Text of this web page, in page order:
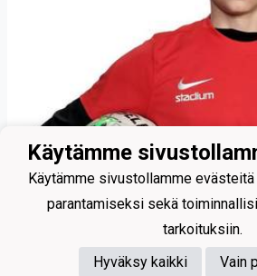
Käytämme
Käytämme sivustollamme
parantamiseksi sekä
tarkoituksiin.
Hyväksy kaikki
Vain